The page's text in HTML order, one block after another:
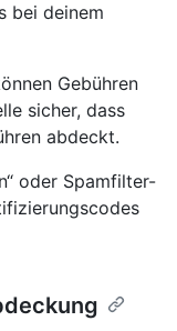
bei deinem
Gebühren
sicher, dass
abdeckt.
oder Spamfilter-